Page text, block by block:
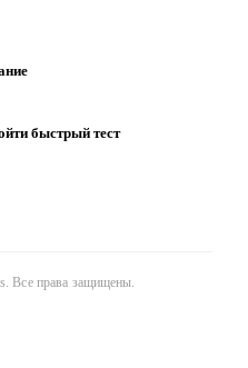
быстрый тест
. Все права защищены.